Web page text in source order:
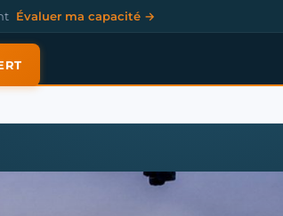
Évaluer ma capacité →